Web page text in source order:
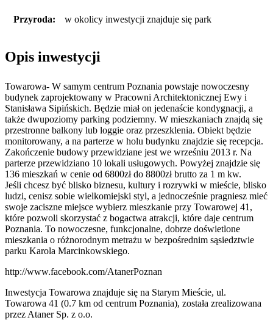
Przyroda: w okolicy inwestycji znajduje się park
Opis inwestycji
Towarowa- W samym centrum Poznania powstaje nowoczesny
budynek zaprojektowany w Pracowni Architektonicznej Ewy i
Stanisława Sipińskich. Będzie miał on jedenaście kondygnacji, a
także dwupoziomy parking podziemny. W mieszkaniach znajdą się
przestronne balkony lub loggie oraz przeszklenia. Obiekt będzie
monitorowany, a na parterze w holu budynku znajdzie się recepcja.
Zakończenie budowy przewidziane jest we wrześniu 2013 r. Na
parterze przewidziano 10 lokali usługowych. Powyżej znajdzie się
136 mieszkań w cenie od 6800zł do 8800zł brutto za 1 m kw.
Jeśli chcesz być blisko biznesu, kultury i rozrywki w mieście, blisko
ludzi, cenisz sobie wielkomiejski styl, a jednocześnie pragniesz mieć
swoje zaciszne miejsce wybierz mieszkanie przy Towarowej 41,
które pozwoli skorzystać z bogactwa atrakcji, które daje centrum
Poznania. To nowoczesne, funkcjonalne, dobrze doświetlone
mieszkania o różnorodnym metrażu w bezpośrednim sąsiedztwie
parku Karola Marcinkowskiego.
http://www.facebook.com/AtanerPoznan
Inwestycja Towarowa znajduje się na Starym Mieście, ul.
Towarowa 41 (0.7 km od centrum Poznania), została zrealizowana
przez Ataner Sp. z o.o.